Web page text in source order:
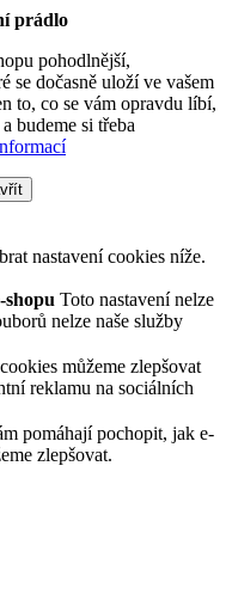
prádlo
pohodlnější,
se dočasně uloží ve vašem
to, co se vám opravdu líbí,
budeme si třeba
nastavení cookies níže.
shopu Toto nastavení nelze
nelze naše služby
můžeme zlepšovat
reklamu na sociálních
pomáhají pochopit, jak e-
zlepšovat.